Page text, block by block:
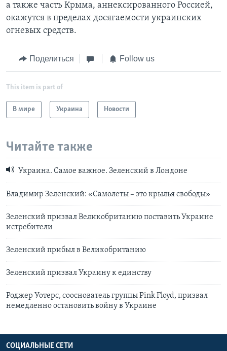
а также часть Крыма, аннексированного Россией,
окажутся в пределах досягаемости украинских
огневых средств.
Поделиться Follow us
This item is part of
В мире Украина Новости
Читайте также
Украина. Самое важное. Зеленский в Лондоне
Владимир Зеленский: «Самолеты – это крылья свободы»
Зеленский призвал Великобританию поставить Украине
истребители
Зеленский прибыл в Великобританию
Зеленский призвал Украину к единству
Роджер Уотерс, сооснователь группы Pink Floyd, призвал
немедленно остановить войну в Украине
СОЦИАЛЬНЫЕ СЕТИ